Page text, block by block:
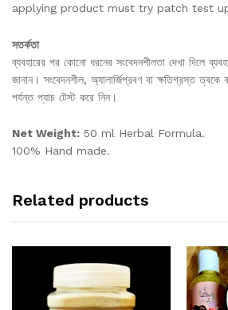
applying product must try patch test
সতর্কতা
ব্যবহারের পর কোনো ধরনের সংবেদনশীলতা দেখা দিলে
জানান। সংবেদনশীল, অ্যালার্জিপ্রবণ বা ক্ষতিগ্রস্ত
পর্যন্ত প্যাচ টেস্ট করে নিন।
Net Weight: 50 ml Herbal Formula.
100% Hand made.
Related products